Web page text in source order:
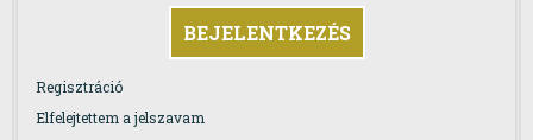
Regisztráció
Elfelejtettem a jelszavam